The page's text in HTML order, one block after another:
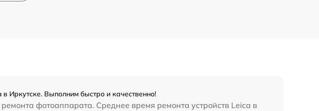
Иркутске. Выполним быстро и качественно!
фотоаппарата. Среднее время ремонта устройств Leica в